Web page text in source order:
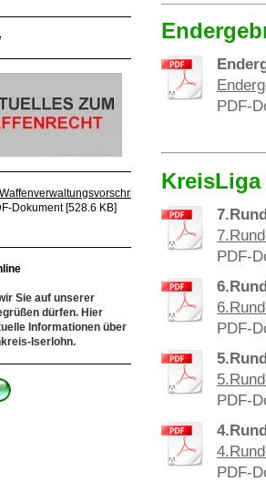
PDF-
KreisLiga
PDF-
PDF-
PDF-
PDF-
Dokument [528.6 KB]
Sie auf unserer
dürfen. Hier
Informationen über
Iserlohn.